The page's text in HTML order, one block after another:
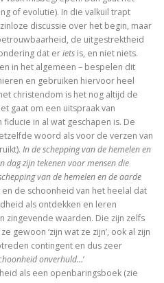
uit de Anthologia Graeca
bible / Een bijbel
samenleving. Over religie,
de verlorenen. Het Westen en zijn
de la Bible
ich, es war ganz anders’
of evolutie). In die valkuil trapt
discussie over het begin, maar
de uitgestrektheid
dat eriets is, en niet niets.
in het algemeen – bespelen dit
en gebruiken hiervoor heel
christendom is het nog altijd de
gaat om een uitspraak van
fiducie in al wat geschapen is. De
woord als voor de verzen van
In de schepping van de hemelen en
dag zijn tekenen voor mensen die
van de hemelen en de aarde
de schoonheid van het heelal dat
als ontdekken en leren
zingevende waarden. Die zijn zelfs
gewoon ‘zijn wat ze zijn’, ook al zijn
contingent en dus zeer
onverhuld…’
als een openbaringsboek (zie